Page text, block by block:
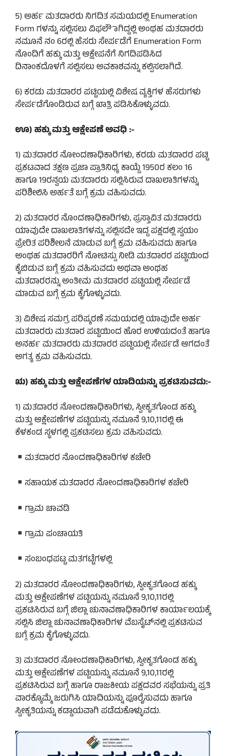
5) ಅರ್ಹ ಮತದಾರರು ನಿಗದಿತ ಸಮಯದಲ್ಲಿ Enumeration
Form ಗಳನ್ನು ಸಲ್ಲಿಸಲು ವಿಫಲೌಾಗಿದ್ದಲ್ಲಿ ಅಂಥಹ ಮತದಾರರು
ನಮೂನೆ ನಂ 6ರಲ್ಲಿ ಹೆಸರು ಸೇರ್ಪಡೆಗೆ Enumeration Form
ನೊಂದಿಗೆ ಹಕ್ಕು ಮತ್ತು ಆಕ್ಷೇಪನೆಗೆ ನಿಗದಿಪಡಿಸಿದ
ದಿನಾಂಕದೊಳಗೆ ಸಲ್ಲಿಸಲು ಅವಕಾಶವನ್ನು ಕಲ್ಪಿಸಲಾಗಿದೆ.
6) ಕರಡು ಮತದಾರರ ಪಟ್ಟಿಯಲ್ಲಿ ವಿಶೇಷ ವ್ಯಕ್ತಿಗಳ ಹೆಸರುಗಳು
ಸೇರ್ಪಡೆಗೊಂಡಿರುವ ಬಗ್ಗೆ ಖಾತ್ರಿ ಪಡಿಸಿಕೊಳ್ಳುವದು.
ಊ) ಹಕ್ಕು ಮತ್ತು ಆಕ್ಷೇಪಣೆ ಅವಧಿ :-
1) ಮತದಾರರ ನೋಂದಣಾಧಿಕಾರಿಗಳು, ಕರಡು ಮತದಾರರ ಪಟ್ಟಿ
ಪ್ರಕಟವಾದ ತಕ್ಷಣ ಪ್ರಜಾ ಪ್ರಾತಿನಿಧ್ಯ ಕಾಯ್ದೆ 1950ರ ಕಲಂ 16
ಹಾಗೂ 19ರನ್ವಯ ಮತದಾರರು ಸಲ್ಲಿಸಿರುವ ದಾಖಲಾತಿಗಳನ್ನು
ಪರಿಶೀಲಿಸಿ ಅರ್ಹತೆ ಬಗ್ಗೆ ಕ್ರಮ ವಹಿಸುವದು.
2) ಮತದಾರರ ನೊಂದಣಾಧಿಕಾರಿಗಳು, ಪ್ರಸ್ತಾವಿತ ಮತದಾರರು
ಯಾವುದೇ ದಾಖಲಾತಿಗಳನ್ನು ಸಲ್ಲಿಸದೇ ಇದ್ದ ಪಕ್ಷದಲ್ಲಿ ಸ್ವಯಂ
ಪ್ರೇರಿತ ಪರಿಶೀಲನೆ ಮಾಡುವ ಬಗ್ಗೆ ಕ್ರಮ ವಹಿಸುವದು ಹಾಗೂ
ಅಂಥಹ ಮತದಾರರಿಗೆ ನೋಟಿಸ್ಸು ನೀಡಿ ಮತದಾರರ ಪಟ್ಟಿಯಿಂದ
ಕೈಬಿಡುವ ಬಗ್ಗೆ ಕ್ರಮ ವಹಿಸುವದು ಅಥವಾ ಅಂಥಹ
ಮತದಾರರನ್ನು ಅಂತೀಮ ಮತದಾರರ ಪಟ್ಟಿಯಲ್ಲಿ ಸೇರ್ಪಡೆ
ಮಾಡುವ ಬಗ್ಗೆ ಕ್ರಮ ಕೈಗೊಳ್ಳುವದು.
3) ವಿಶೇಷ ಸಮಗ್ರ ಪರಿಷ್ಕರಣೆ ಸಮಯದಲ್ಲಿ ಯಾವುದೇ ಅರ್ಹ
ಮತದಾರರು ಮತದಾರ ಪಟ್ಟಿಯಿಂದ ಹೊರ ಉಳಿಯದಂತೆ ಹಾಗೂ
ಅನರ್ಹ ಮತದಾರರು ಮತದಾರರ ಪಟ್ಟಿಯಲ್ಲಿ ಸೇರ್ಪಡೆ ಆಗದಂತೆ
ಅಗತ್ಯ ಕ್ರಮ ವಹಿಸುವದು.
ಋ) ಹಕ್ಕು ಮತ್ತು ಆಕ್ಷೇಪಣೆಗಳ ಯಾದಿಯನ್ನು ಪ್ರಕಟಿಸುವದು:-
1) ಮತದಾರರ ನೋಂದಣಾಧಿಕಾರಿಗಳು, ಸ್ವೀಕೃತಗೊಂಡ ಹಕ್ಕು
ಮತ್ತು ಆಕ್ಷೇಪಣೆಗಳ ಪಟ್ಟಿಯನ್ನು ನಮೂನೆ 9,10,11ರಲ್ಲಿ ಈ
ಕೆಳಕಂಡ ಸ್ಥಳಗಲ್ಲಿ ಪ್ರಕಟಿಸಲು ಕ್ರಮ ವಹಿಸುವದು.
ಮತದಾರರ ನೊಂದಣಾಧಿಕಾರಿಗಳ ಕಚೇರಿ
ಸಹಾಯಕ ಮತದಾರರ ನೋಂದಣಾಧಿಕಾರಿಗಳ ಕಚೇರಿ
ಗ್ರಾಮ ಚಾವಡಿ
ಗ್ರಾಮ ಪಂಚಾಯತಿ
ಸಂಬಂಧಪಟ್ಟ ಮತಗಟ್ಟೆಗಳಲ್ಲಿ
2) ಮತದಾರರ ನೋಂದಣಾಧಿಕಾರಿಗಳು, ಸ್ವೀಕೃತಗೊಂಡ ಹಕ್ಕು
ಮತ್ತು ಆಕ್ಷೇಪಣೆಗಳ ಪಟ್ಟಿಯನ್ನು ನಮೂನೆ 9,10,11ರಲ್ಲಿ
ಪ್ರಕಟಿಸಿರುವ ಬಗ್ಗೆ ಜಿಲ್ಲಾ ಚುನಾವಣಾಧಿಕಾರಿಗಳ ಕಾರ್ಯಾಲಯಕ್ಕೆ
ಸಲ್ಲಿಸಿ ಜಿಲ್ಲಾ ಚುನಾವಣಾಧಿಕಾರಿಗಳ ವೆಬಸೈಟ್‌ನಲ್ಲಿ ಪ್ರಕಟಿಸುವ
ಬಗ್ಗೆ ಕ್ರಮ ಕೈಗೊಳ್ಳುವದು.
3) ಮತದಾರರ ನೋಂದಣಾಧಿಕಾರಿಗಳು, ಸ್ವೀಕೃತಗೊಂಡ ಹಕ್ಕು
ಮತ್ತು ಆಕ್ಷೇಪಣೆಗಳ ಪಟ್ಟಿಯನ್ನು ನಮೂನೆ 9,10,11ರಲ್ಲಿ
ಪ್ರಕಟಿಸಿರುವ ಬಗ್ಗೆ ಹಾಗೂ ರಾಜಕೀಯ ಪಕ್ಷದವರ ಸಭೆಯನ್ನು ಪ್ರತಿ
ವಾರಕ್ಕೊಮ್ಮೆ ಜರುಗಿಸಿ ಯಾದಿಯನ್ನು ಪೂರೈಸುವದು ಹಾಗೂ
ಸ್ವೀಕೃತಿಯನ್ನು ಕಡ್ಡಾಯವಾಗಿ ಪಡೆದುಕೊಳ್ಳುವದು.